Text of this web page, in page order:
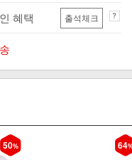
혜택 출석체크
50% 64